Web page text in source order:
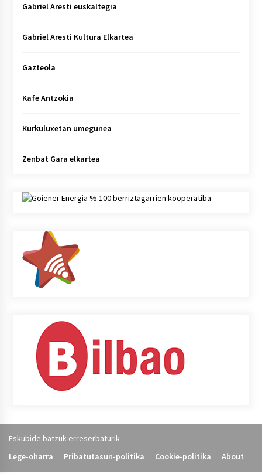
Gabriel Aresti euskaltegia
Gabriel Aresti Kultura Elkartea
Gazteola
Kafe Antzokia
Kurkuluxetan umegunea
Zenbat Gara elkartea
Eskubide batzuk erreserbaturik
Lege-oharra
Pribatutasun-politika Cookie-politika About